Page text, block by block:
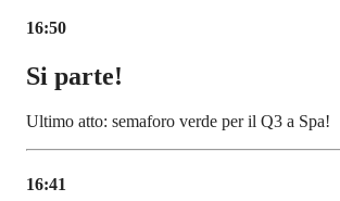
16:50
Si parte!
Ultimo atto: semaforo verde per il Q3 a Spa!
16:41